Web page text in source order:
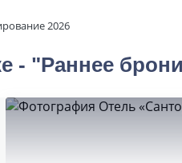
2026
- "Раннее